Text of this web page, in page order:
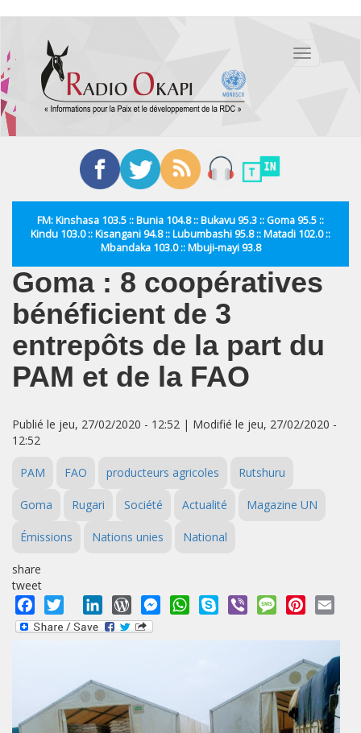
contenu
principal
Toggle
FM: Kinshasa 103.5 :: Bunia 104.8 :: Bukavu 95.3 :: Goma 95.5 ::
Kindu 103.0 :: Kisangani 94.8 :: Lubumbashi 95.8 :: Matadi 102.0 ::
Mbandaka 103.0 :: Mbuji-mayi 93.8
Goma : 8 coopératives
bénéficient de 3
entrepôts de la part du
PAM et de la FAO
Publié le jeu, 27/02/2020 - 12:52 | Modifié le jeu, 27/02/2020 -
12:52
PAM FAO producteurs agricoles Rutshuru
Goma Rugari Société Actualité Magazine UN
Émissions Nations unies National
share
tweet
Facebook
Twitter LinkedInWordPressMessengerWhatsApp
Skype Viber MessagePinterest